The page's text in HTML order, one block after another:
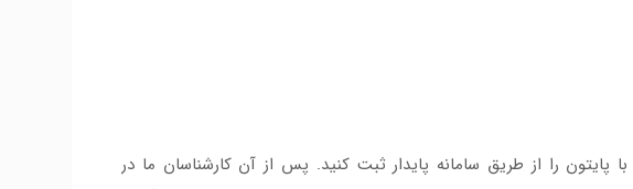
را از طریق سامانه پایدار ثبت کنید. پس از آن کارشناسان ما در